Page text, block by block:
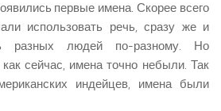
первые имена. Скорее всего
использовать речь, сразу же и
разных людей по-разному. Но
сейчас, имена точно небыли. Так
индейцев, имена были